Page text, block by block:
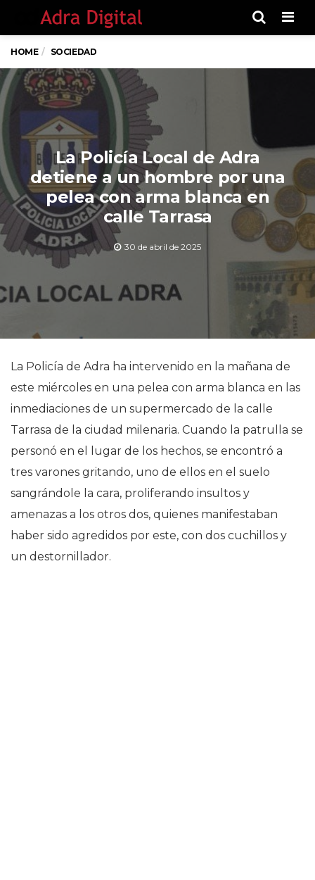
HOME SOCIEDAD
La Policía Local de Adra
detiene a un hombre por una
pelea con arma blanca en
calle Tarrasa
30 de abril de 2025
La Policía de Adra ha intervenido en la mañana de
este miércoles en una pelea con arma blanca en las
inmediaciones de un supermercado de la calle
Tarrasa de la ciudad milenaria. Cuando la patrulla se
personó en el lugar de los hechos, se encontró a
tres varones gritando, uno de ellos en el suelo
sangrándole la cara, proliferando insultos y
amenazas a los otros dos, quienes manifestaban
haber sido agredidos por este, con dos cuchillos y
un destornillador.